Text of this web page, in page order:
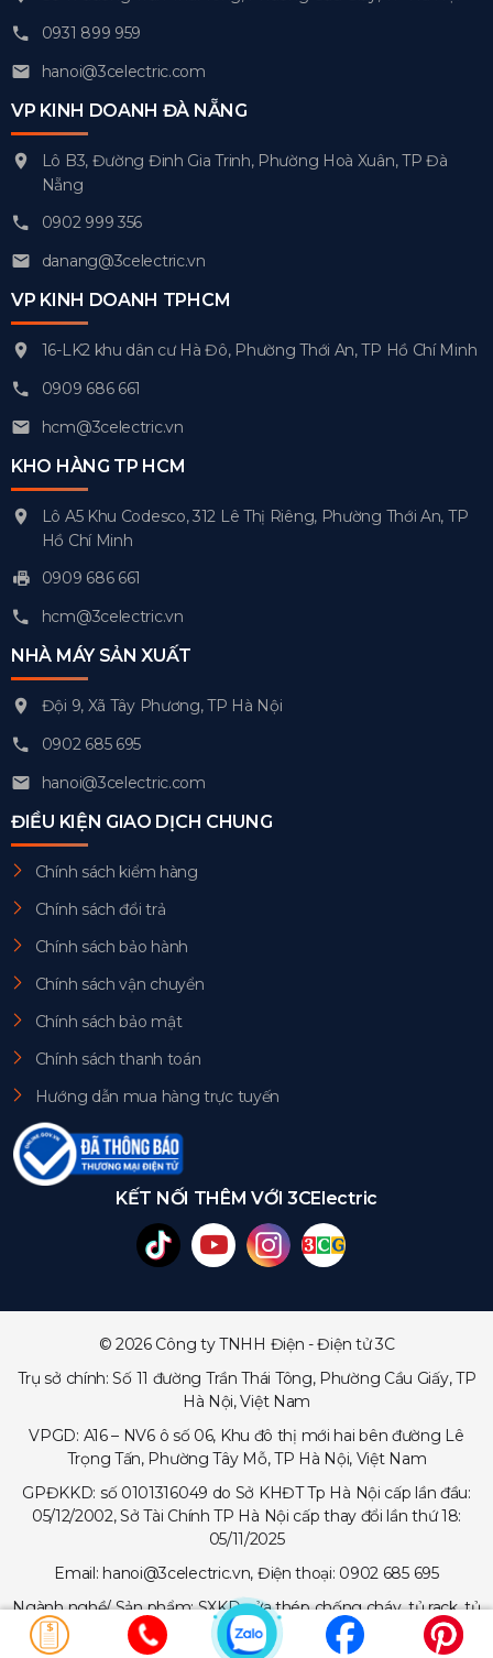
0931 899 959
hanoi@3celectric.com
VP KINH DOANH ĐÀ NẴNG
Lô B3, Đường Đinh Gia Trinh, Phường Hoà Xuân, TP Đà
Nẵng
0902 999 356
danang@3celectric.vn
VP KINH DOANH TPHCM
16-LK2 khu dân cư Hà Đô, Phường Thới An, TP Hồ Chí Minh
0909 686 661
hcm@3celectric.vn
KHO HÀNG TP HCM
Lô A5 Khu Codesco, 312 Lê Thị Riêng, Phường Thới An, TP
Hồ Chí Minh
0909 686 661
hcm@3celectric.vn
NHÀ MÁY SẢN XUẤT
Đội 9, Xã Tây Phương, TP Hà Nội
0902 685 695
hanoi@3celectric.com
ĐIỀU KIỆN GIAO DỊCH CHUNG
Chính sách kiểm hàng
Chính sách đổi trả
Chính sách bảo hành
Chính sách vận chuyển
Chính sách bảo mật
Chính sách thanh toán
Hướng dẫn mua hàng trực tuyến
KẾT NỐI THÊM VỚI 3CElectric
© 2026 Công ty TNHH Điện - Điện tử 3C
Trụ sở chính: Số 11 đường Trần Thái Tông, Phường Cầu Giấy, TP
Hà Nội, Việt Nam
VPGD: A16 – NV6 ô số 06, Khu đô thị mới hai bên đường Lê
Trọng Tấn, Phường Tây Mỗ, TP Hà Nội, Việt Nam
GPĐKKD: số 0101316049 do Sở KHĐT Tp Hà Nội cấp lần đầu:
05/12/2002, Sở Tài Chính TP Hà Nội cấp thay đổi lần thứ 18:
05/11/2025
Email: hanoi@3celectric.vn, Điện thoại: 0902 685 695
Ngành nghề/ Sản phẩm: SXKD cửa thép chống cháy, tủ rack, tủ
trạm viễn thông, tủ điện, thang cáp - máng cáp...